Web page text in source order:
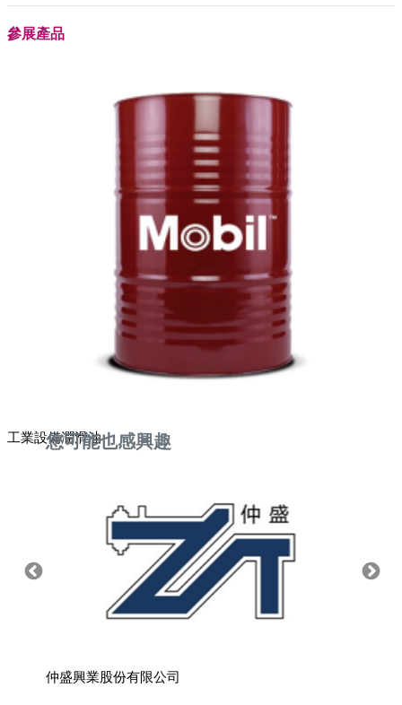
參展產品
工業設備潤滑油
您可能也感興趣
仲盛興業股份有限公司